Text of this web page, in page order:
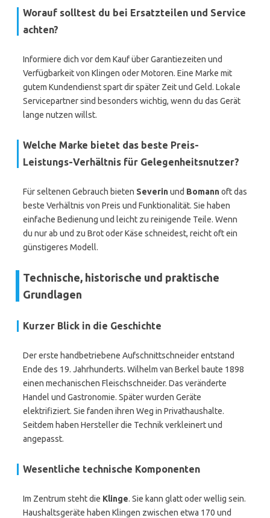
Worauf solltest du bei Ersatzteilen und Service
achten?
Informiere dich vor dem Kauf über Garantiezeiten und
Verfügbarkeit von Klingen oder Motoren. Eine Marke mit
gutem Kundendienst spart dir später Zeit und Geld. Lokale
Servicepartner sind besonders wichtig, wenn du das Gerät
lange nutzen willst.
Welche Marke bietet das beste Preis-
Leistungs-Verhältnis für Gelegenheitsnutzer?
Für seltenen Gebrauch bieten Severinund Bomannoft das
beste Verhältnis von Preis und Funktionalität. Sie haben
einfache Bedienung und leicht zu reinigende Teile. Wenn
du nur ab und zu Brot oder Käse schneidest, reicht oft ein
günstigeres Modell.
Technische, historische und praktische
Grundlagen
Kurzer Blick in die Geschichte
Der erste handbetriebene Aufschnittschneider entstand
Ende des 19. Jahrhunderts. Wilhelm van Berkel baute 1898
einen mechanischen Fleischschneider. Das veränderte
Handel und Gastronomie. Später wurden Geräte
elektrifiziert. Sie fanden ihren Weg in Privathaushalte.
Seitdem haben Hersteller die Technik verkleinert und
angepasst.
Wesentliche technische Komponenten
Im Zentrum steht die Klinge. Sie kann glatt oder wellig sein.
Haushaltsgeräte haben Klingen zwischen etwa 170 und